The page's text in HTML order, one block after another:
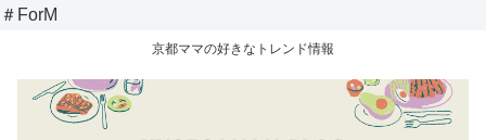
＃ForM
京都ママの好きなトレンド情報